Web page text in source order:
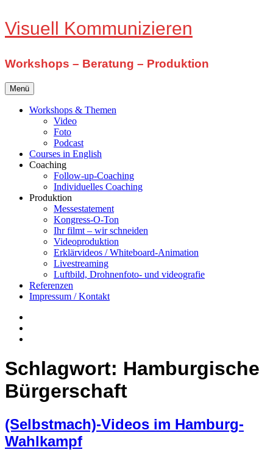
Zum
Inhalt
Visuell Kommunizieren
Workshops – Beratung – Produktion
Menü
Workshops & Themen
Video
Foto
Podcast
Courses in English
Coaching
Follow-up-Coaching
Individuelles Coaching
Produktion
Messestatement
Kongress-O-Ton
Ihr filmt – wir schneiden
Videoproduktion
Erklärvideos / Whiteboard-Animation
Livestreaming
Luftbild, Drohnenfoto- und videografie
Referenzen
Impressum / Kontakt
Schlagwort: Hamburgische
Bürgerschaft
(Selbstmach)-Videos im Hamburg-
Wahlkampf